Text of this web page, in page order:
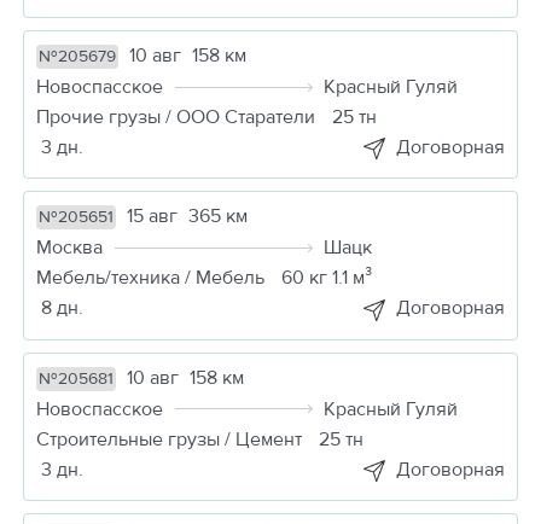
№205679 10 авг 158 км
Новоспасское
Красный Гуляй
Прочие грузы / ООО Старатели
25 тн
3 дн.
Договорная
№205651 15 авг 365 км
Москва
Шацк
Мебель/техника / Мебель
60 кг 1.1 м³
8 дн.
Договорная
№205681 10 авг 158 км
Новоспасское
Красный Гуляй
Строительные грузы / Цемент
25 тн
3 дн.
Договорная